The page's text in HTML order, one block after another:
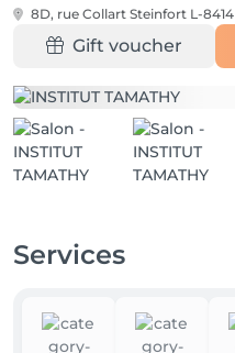
8D, rue Collart Steinfort L-8414
Gift voucher
Services